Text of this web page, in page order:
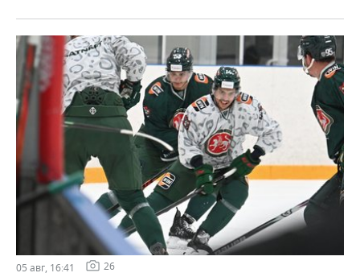
05 авг, 16:41 26